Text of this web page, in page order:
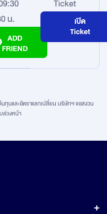
น.
ADD
FRIEND
Ticket
เปิด
Ticket
ทุนและอัตราแลกเปลี่ยน บริษัทฯ ขอสงวน
ล่วงหน้า